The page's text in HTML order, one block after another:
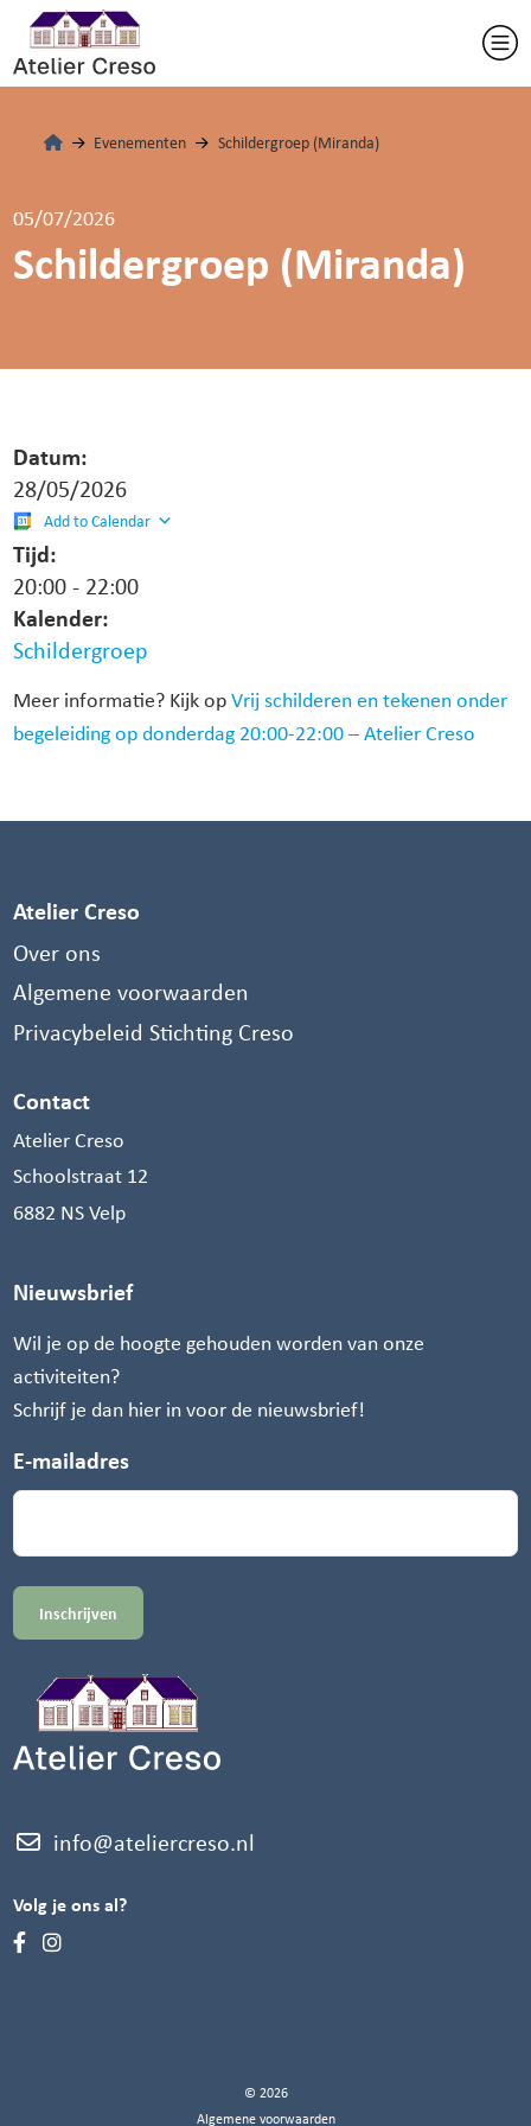
Evenementen Schildergroep (Miranda)
05/07/2026
Schildergroep (Miranda)
Datum:
28/05/2026
Add to Calendar
Tijd:
20:00- 22:00
Kalender:
Schildergroep
Meer informatie? Kijk opVrij schilderen en tekenen onder
begeleiding op donderdag 20:00-22:00 – Atelier Creso
Atelier Creso
Over ons
Algemene voorwaarden
Privacybeleid Stichting Creso
Contact
Atelier Creso
Schoolstraat 12
6882 NS Velp
Nieuwsbrief
Wil je op de hoogte gehouden worden van onze
activiteiten?
Schrijf je dan hier in voor de nieuwsbrief!
E-mailadres
info@ateliercreso.nl
Volg je ons al?
© 2026
Algemene voorwaarden